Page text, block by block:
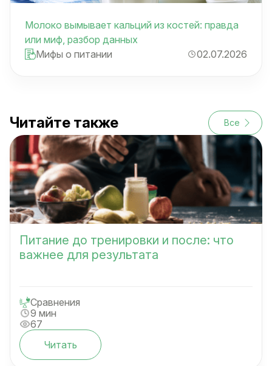
Молоко вымывает кальций из костей: правда
или миф, разбор данных
Мифы о питании
02.07.2026
Читайте также Все
Питание до тренировки и после: что
важнее для результата
Сравнения
9 мин
67
Читать